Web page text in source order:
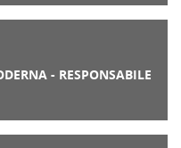
- RESPONSABILE